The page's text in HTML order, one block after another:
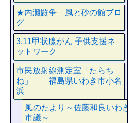
★内灘闘争 風と砂の館ブロ
グ
3.11甲状腺がん 子供支援ネ
ットワーク
市民放射線測定室「たらち
ね」 福島県いわき市小名
浜
風のたより～佐藤和良いわき
市議～